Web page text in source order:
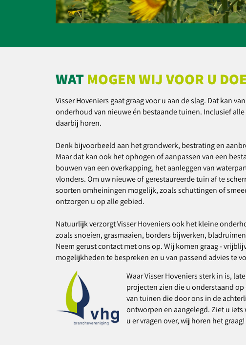
WAT MOGEN WIJ VOOR U
Visser Hoveniers gaat graag voor u aan de slag. Dat kan
onderhoud van nieuwe én bestaande tuinen. Inclusief
daarbij horen.
Denk bijvoorbeeld aan het grondwerk, bestrating en
Maar dat kan ook het ophogen of aanpassen van een
bouwen van een overkapping, het aanleggen van
vlonders. Om uw nieuwe of gerestaureerde tuin af te
soorten omheiningen mogelijk, zoals schuttingen of
ontzorgen u op alle gebied.
Natuurlijk verzorgt Visser Hoveniers ook het kleine
zoals snoeien, grasmaaien, borders bijwerken,
Neem gerust contact met ons op. Wij komen graag -
mogelijkheden te bespreken en u van passend advies te
Waar VisserHoveniers sterk in is,
projecten zien die u onderstaand op
van tuinen die door ons in de
ontworpen en aangelegd. Ziet u
u er vragen over, wij horen het graag!